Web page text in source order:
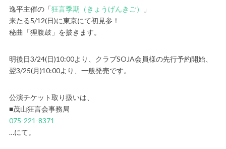
逸平主催の「狂言季期（きょうげんきご）
」
来たる5/12(日)に東京にて初見参！
秘曲「狸腹鼓」を披きます。
明後日3/24(日)10:00より、クラブSOJA会員様の先行予約開始、
翌3/25(月)10:00より、一般発売です。
公演チケット取り扱いは、
■茂山狂言会事務局
075-221-8371
…にて。